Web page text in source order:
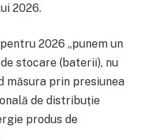
2026.
2026 „punem un
stocare (baterii), nu
măsura prin presiunea
de distribuție
produs de